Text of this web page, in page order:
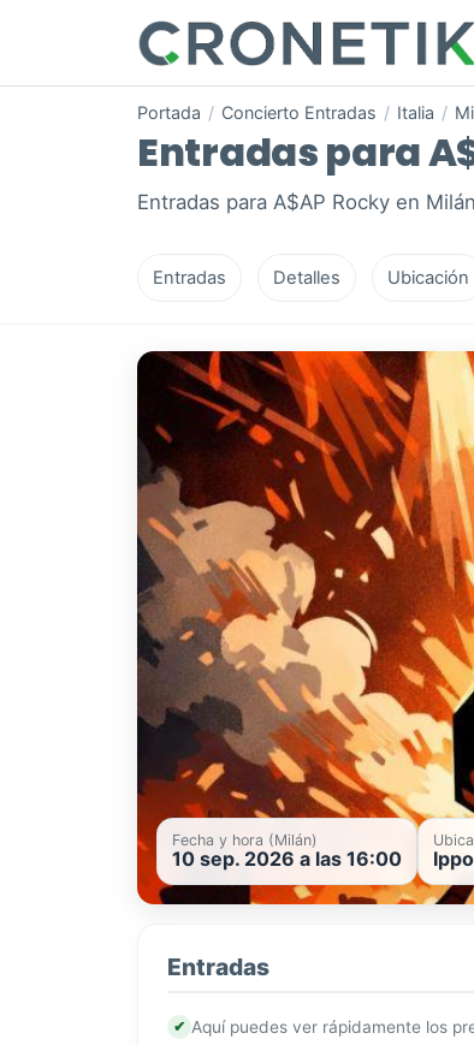
Portada / Concierto Entradas / Italia /
Entradas para
Entradas para A$AP Rocky en
Entradas Detalles Ubicación
Fecha y hora (Milán)
10 sep. 2026 a las 16:00
Entradas
✔ Aquí puedes ver rápidamente los